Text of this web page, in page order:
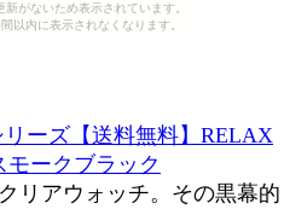
がないため表示されています。
以内に表示されなくなります。
ーズ【送料無料】RELAX
ークブラック
リアウォッチ。その黒幕的